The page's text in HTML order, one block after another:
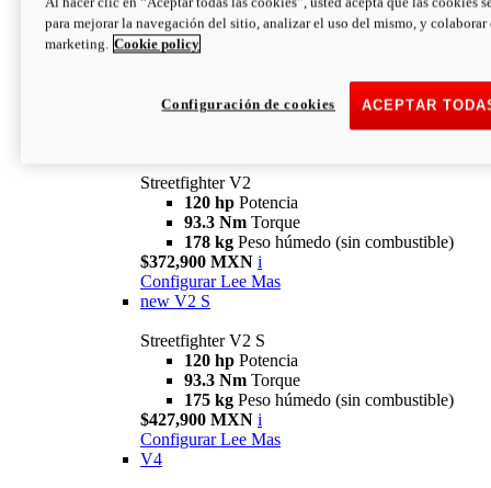
Streetfighter V2
120 hp Potencia
93.3 Nm Torque
178 kg Peso húmedo (sin combustible)
$372,900 MXN i
Configurar Lee Mas
new V2 S
Streetfighter V2 S
120 hp Potencia
93.3 Nm Torque
175 kg Peso húmedo (sin combustible)
$427,900 MXN i
Configurar Lee Mas
V4
para mejorar la navegación del sitio, analizar el uso del mismo, y colaborar
marketing. Cookie policy
ACEPTAR
Configuración de cookies